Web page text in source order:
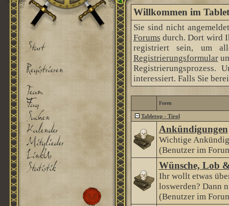
Willkommen im
Sie sind nicht
Forums durch. Dort wird
registriert sein, um
Registrierungsformular
Registrierungsprozess.
interessiert. Falls Sie
Foren
Tabletop - Tirol
Ankündigungen
Wichtige
(Benutzer im
Wünsche, Lob
Ihr wollt etwas
loswerden? Dann
(Benutzer im